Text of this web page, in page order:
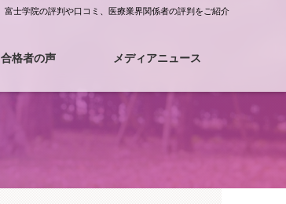
富士学院の評判や口コミ、医療業界関係者の評判をご紹介
合格者の声 メディアニュース